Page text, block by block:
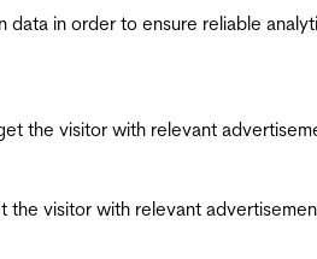
in order to ensure reliable
the visitor with relevant
visitor with relevant